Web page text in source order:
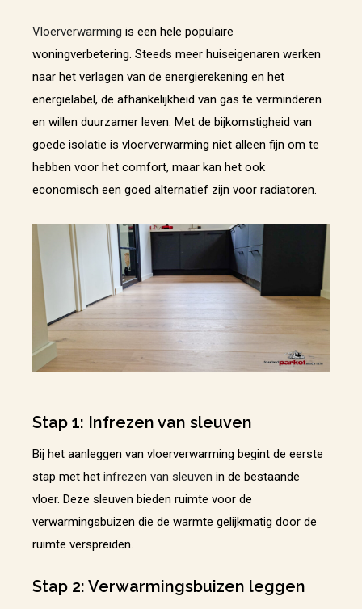
Vloerverwarming is een hele populaire
woningverbetering. Steeds meer huiseigenaren werken
naar het verlagen van de energierekening en het
energielabel, de afhankelijkheid van gas te verminderen
en willen duurzamer leven. Met de bijkomstigheid van
goede isolatie is vloerverwarming niet alleen fijn om te
hebben voor het comfort, maar kan het ook
economisch een goed alternatief zijn voor radiatoren.
Stap 1: Infrezen van sleuven
Bij het aanleggen van vloerverwarming begint de eerste
stap met het infrezen van sleuven in de bestaande
vloer. Deze sleuven bieden ruimte voor de
verwarmingsbuizen die de warmte gelijkmatig door de
ruimte verspreiden.
Stap 2: Verwarmingsbuizen leggen